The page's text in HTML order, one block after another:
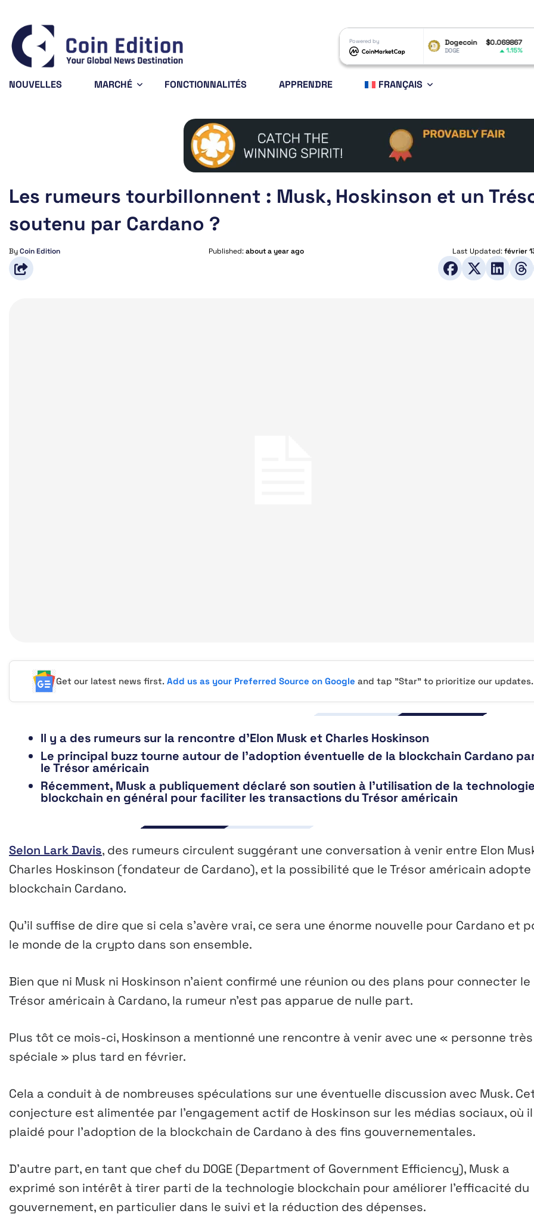
Powered by
Bitcoin
BTC
$1.03
-1.52%
Dogecoin $0.069867
DOGE 1.15% ETH
NOUVELLES MARCHÉ FONCTIONNALITÉS APPRENDRE FRANÇAIS
Les rumeurs tourbillonnent : Musk, Hoskinson et un
soutenu par Cardano ?
ByCoin Edition Published:about a year ago Last Updated:février
Get our latest news first.Add us as your Preferred Source on Google and tap "Star" to prioritize our updates.
Il y a des rumeurs sur la rencontre d’Elon Musk et Charles Hoskinson
Le principal buzz tourne autour de l’adoption éventuelle de la blockchain Cardano
le Trésor américain
Récemment, Musk a publiquement déclaré son soutien à l’utilisation de la
blockchain en général pour faciliter les transactions du Trésor américain
Selon Lark Davis, des rumeurs circulent suggérant une conversation à venir entre Elon
Charles Hoskinson (fondateur de Cardano), et la possibilité que le Trésor américain adopte
blockchain Cardano.
Qu’il suffise de dire que si cela s’avère vrai, ce sera une énorme nouvelle pour Cardano et
le monde de la crypto dans son ensemble.
Bien que ni Musk ni Hoskinson n’aient confirmé une réunion ou des plans pour connecter le
Trésor américain à Cardano, la rumeur n’est pas apparue de nulle part.
Plus tôt ce mois-ci, Hoskinson a mentionné une rencontre à venir avec une « personne très
spéciale » plus tard en février.
Cela a conduit à de nombreuses spéculations sur une éventuelle discussion avec Musk.
conjecture est alimentée par l’engagement actif de Hoskinson sur les médias sociaux, où
plaidé pour l’adoption de la blockchain de Cardano à des fins gouvernementales.
D’autre part, en tant que chef du DOGE (Department of Government Efficiency), Musk a
exprimé son intérêt à tirer parti de la technologie blockchain pour améliorer l’efficacité du
gouvernement, en particulier dans le suivi et la réduction des dépenses.